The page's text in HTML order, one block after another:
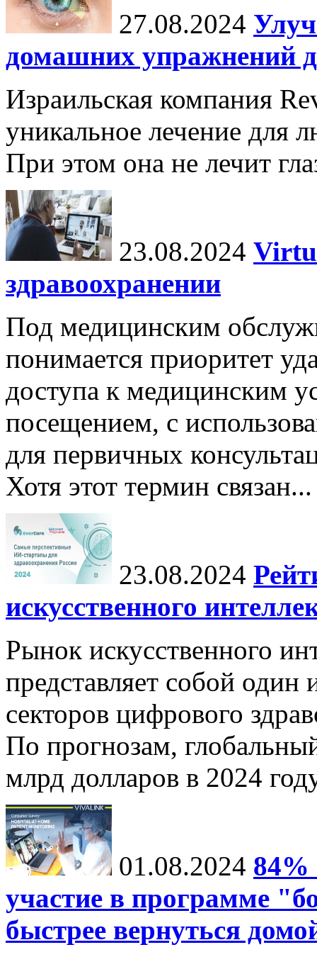
27.08.2024
домашних упражнений
Израильская компания
уникальное лечение для
При этом она не лечит
23.08.2024
здравоохранении
Под медицинским
понимается приоритет
доступа к медицинским
посещением, с
для первичных
Хотя этот термин связан...
23.08.2024
искусственного
Рынок искусственного
представляет собой один
секторов цифрового
По прогнозам,
млрд долларов в 2024
01.08.2024 84%
участие в программе
быстрее вернуться